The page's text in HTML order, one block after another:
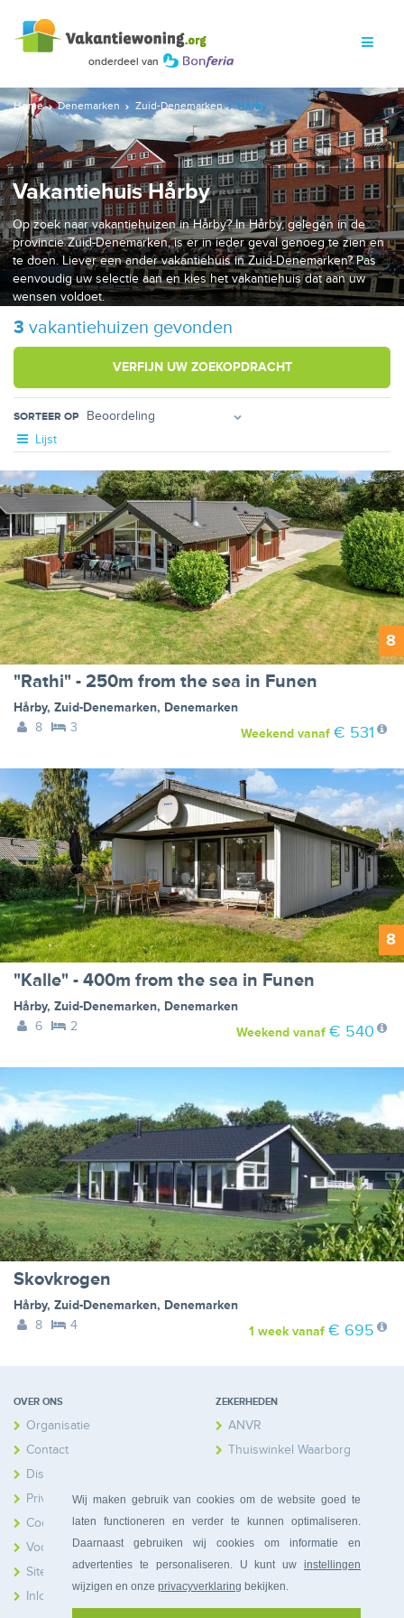
Wij maken gebruik van cookies om de website goed te
laten functioneren en verder te kunnen optimaliseren.
Daarnaast gebruiken wij cookies om informatie en
advertenties te personaliseren. U kunt uw instellingen
wijzigen en onze privacyverklaring bekijken.
Home Denemarken Zuid-Denemarken Hårby
Vakantiehuis Hårby
Op zoek naar vakantiehuizen in Hårby? In Hårby, gelegen in de
provincie Zuid-Denemarken, is er in ieder geval genoeg te zien en
te doen. Liever een ander vakantiehuis in Zuid-Denemarken? Pas
eenvoudig uw selectie aan en kies het vakantiehuis dat aan uw
wensen voldoet.
3 vakantiehuizen gevonden
VERFIJN UW ZOEKOPDRACHT
SORTEER OP
Lijst
8
"Rathi" - 250m from the sea in Funen
Hårby, Zuid-Denemarken, Denemarken
8
3 Weekendvanaf € 531
8
"Kalle" - 400m from the sea in Funen
Hårby, Zuid-Denemarken, Denemarken
6
2 Weekendvanaf € 540
Skovkrogen
Hårby, Zuid-Denemarken, Denemarken
8
4 1 weekvanaf € 695
OVER ONS
Organisatie
Contact
Disclaimer
Privacy
Cookies
Voorwaarden
Sitemap
Inloggen Huiseigenaren
ZEKERHEDEN
ANVR
Thuiswinkel Waarborg